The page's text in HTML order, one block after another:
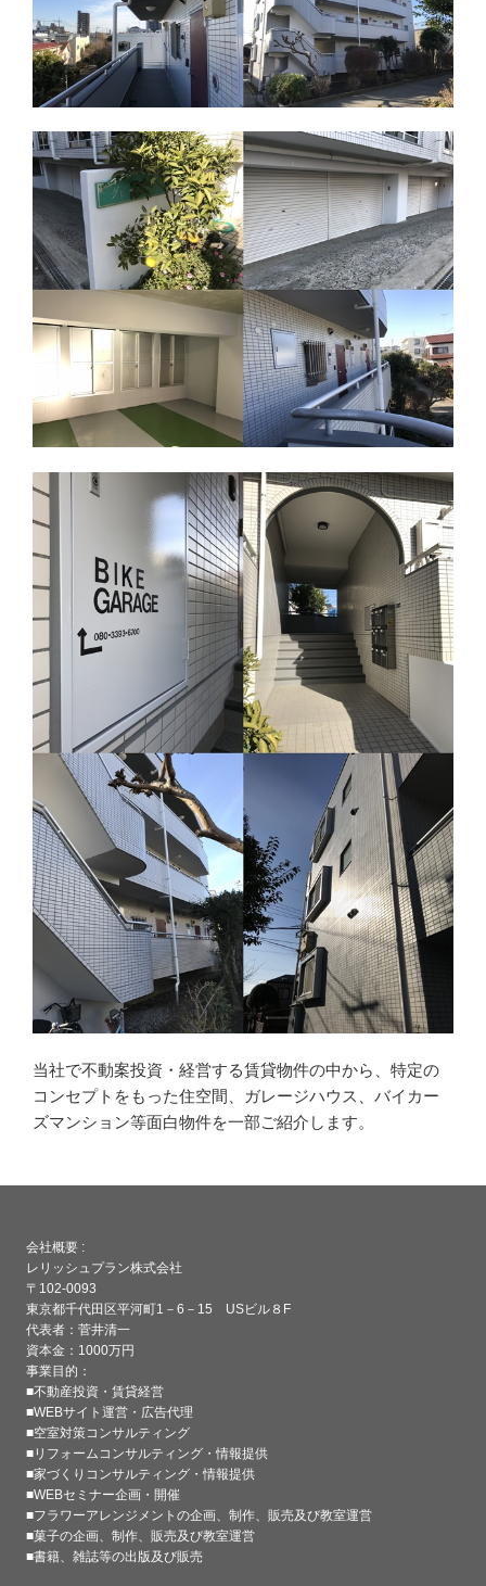
当社で不動案投資・経営する賃貸物件の中から、特定の
コンセプトをもった住空間、ガレージハウス、バイカー
ズマンション等面白物件を一部ご紹介します。
会社概要 :
レリッシュプラン株式会社
〒102-0093
東京都千代田区平河町1－6－15 USビル８F
代表者：菅井清一
資本金：1000万円
事業目的：
■不動産投資・賃貸経営
■WEBサイト運営・広告代理
■空室対策コンサルティング
■リフォームコンサルティング・情報提供
■家づくりコンサルティング・情報提供
■WEBセミナー企画・開催
■フラワーアレンジメントの企画、制作、販売及び教室運営
■菓子の企画、制作、販売及び教室運営
■書籍、雑誌等の出版及び販売